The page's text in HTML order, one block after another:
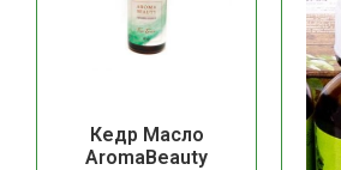
Кедр Масло
AromaBeauty